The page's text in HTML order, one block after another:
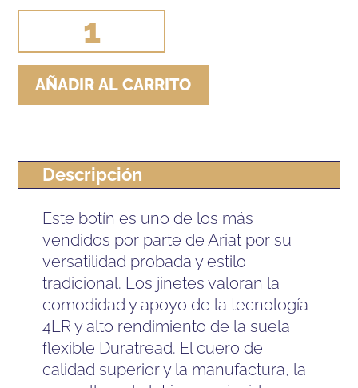
BOTIN
HERITAGE
(PAR)
AÑADIR AL CARRITO
Descripción
Este botín es uno de los más
vendidos por parte de Ariat por su
versatilidad probada y estilo
tradicional. Los jinetes valoran la
comodidad y apoyo de la tecnología
4LR y alto rendimiento de la suela
flexible Duratread. El cuero de
calidad superior y la manufactura, la